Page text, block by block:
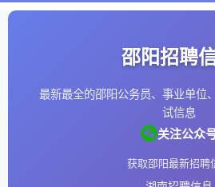
邵阳招聘
最新最全的邵阳公务员、事业单位
试信息
关注公众
获取邵阳最新招聘